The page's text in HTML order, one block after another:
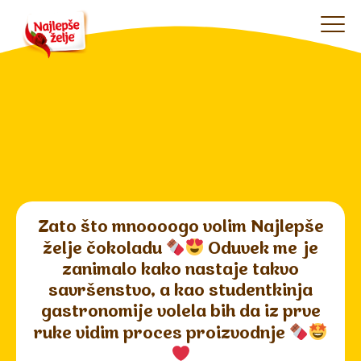
Zato što mnoooogo volim Najlepše
želje čokoladu
Oduvek me je
zanimalo kako nastaje takvo
savršenstvo, a kao studentkinja
gastronomije volela bih da iz prve
ruke vidim proces proizvodnje